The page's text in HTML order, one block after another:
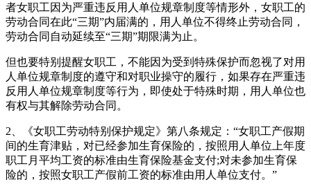
者女职工因为严重违反用人单位规章制度等情形外，女职工的
劳动合同在此“三期”内届满的，用人单位不得终止劳动合同，
劳动合同自动延续至“三期”期限满为止。
但也要特别提醒女职工，不能因为受到特殊保护而忽视了对用
人单位规章制度的遵守和对职业操守的履行，如果存在严重违
反用人单位规章制度等行为，即使处于特殊时期，用人单位也
有权与其解除劳动合同。
2、《女职工劳动特别保护规定》第八条规定：“女职工产假期
间的生育津贴，对已经参加生育保险的，按照用人单位上年度
职工月平均工资的标准由生育保险基金支付;对未参加生育保
险的，按照女职工产假前工资的标准由用人单位支付。”